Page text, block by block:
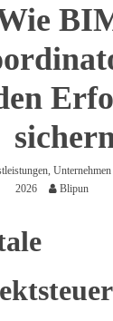
, Unternehmen
2026
Blipun